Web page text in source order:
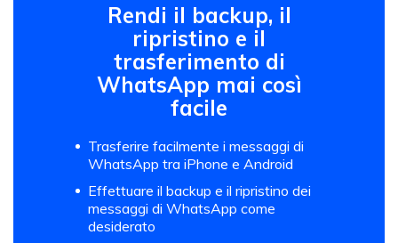
Rendi il backup, il
ripristino e il
trasferimento di
WhatsApp mai così
facile
Trasferire facilmente i messaggi di
WhatsApp tra iPhone e Android
Effettuare il backup e il ripristino dei
messaggi di WhatsApp come
desiderato